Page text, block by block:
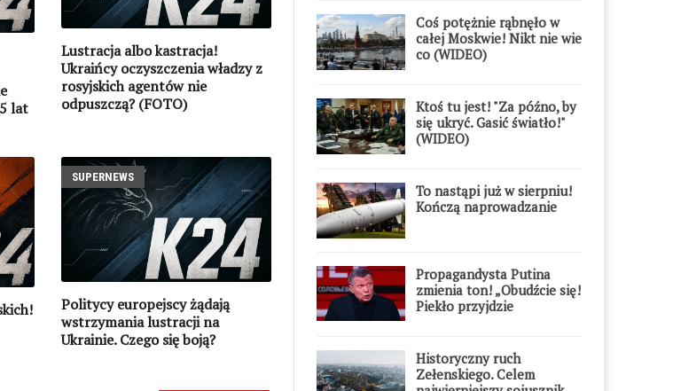
lat
Lustracja albo kastracja!
Ukraińcy oczyszczenia władzy z
rosyjskich agentów nie
odpuszczą? (FOTO)
SUPERNEWS
Politycy europejscy żądają
wstrzymania lustracji na
Ukrainie. Czego się boją?
Coś potężnie rąbnęło w
całej Moskwie! Nikt nie wie
co (WIDEO)
Ktoś tu jest! "Za późno, by
się ukryć. Gasić światło!"
(WIDEO)
To nastąpi już w sierpniu!
Kończą naprowadzanie
Propagandysta Putina
zmienia ton! „Obudźcie się!
Piekło przyjdzie
Historyczny ruch
Zełenskiego. Celem